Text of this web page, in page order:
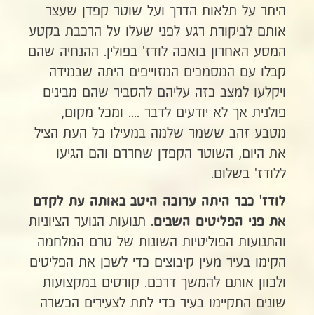
היתר על תלאות הדרך ועל שוטר קפדן שעצר
אותם לביקורת רגע לפני שעלו על הרכבת בקטע
המסע האחרון בואכה לודז' בפולין. ההנחיה שהם
קבלו עם המסמכים המזוייפים היתה שבמידה
ויקלעו למצב כזה עליהם להסביר שהם מבינים
פולנית אך לא יודעים לדבר .... ומכל מקום,
מטבע זהב ששמר שלמה במעילו כל העת הציל
את היום, השוטר הקפדן שחררם והם הגיעו
ללודז' בשלום.
לודז' כבר היתה ערוכה היטב באותה עת לקדם
את פני הפליטים השבים. תנועות הנוער הציוניות
והתנועות הפוליטיות השונות של טרם המלחמה
הקימו בעיר מעין קיבוצים כדי לשכן את הפליטים
ולכוון אותם להמשך דרכם. קורסים במקצועות
שונים התקיימו בעיר כדי לתת לצעירים הכשרה